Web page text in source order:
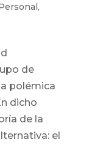
,
de
polémica
dicho
de la
el